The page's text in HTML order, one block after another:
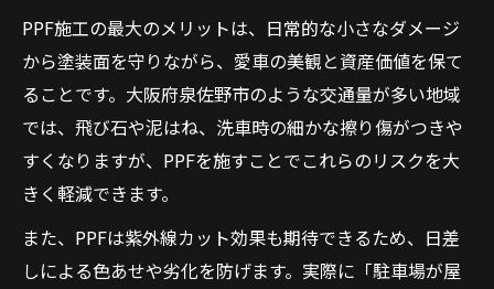
PPF施工の最大のメリットは、日常的な小さなダメージ
から塗装面を守りながら、愛車の美観と資産価値を保て
ることです。大阪府泉佐野市のような交通量が多い地域
では、飛び石や泥はね、洗車時の細かな擦り傷がつきや
すくなりますが、PPFを施すことでこれらのリスクを大
きく軽減できます。
また、PPFは紫外線カット効果も期待できるため、日差
しによる色あせや劣化を防げます。実際に「駐車場が屋